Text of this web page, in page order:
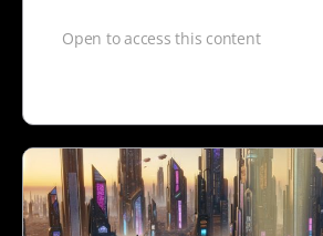
Open to access this content